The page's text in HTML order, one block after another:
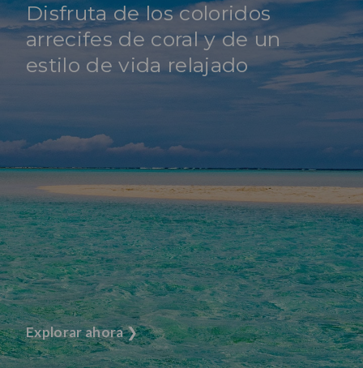
Disfruta de los coloridos
arrecifes de coral y de un
estilo de vida relajado
Explorar ahora❯